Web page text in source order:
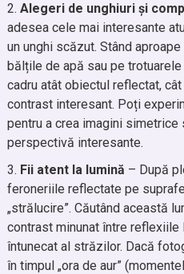
Alegeri de unghiuri și
adesea cele mai interesante
un unghi scăzut. Stând
bălțile de apă sau pe
cadru atât obiectul reflectat,
contrast interesant. Poți
pentru a crea imagini simetrice
perspectivă interesante.
Fii atent la lumină – După
feroneriile reflectate pe
„strălucire”. Căutând această
contrast minunat între
întunecat al străzilor. Dacă
în timpul „ora de aur”